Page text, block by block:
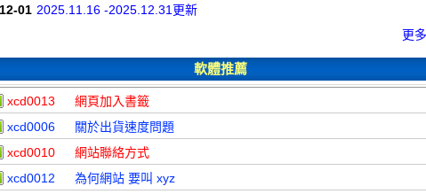
01 2025.11.16 -2025.12.31更新
更
軟體推薦
xcd0013
網頁加入書籤
xcd0006
關於出貨速度問題
xcd0010
網站聯絡方式
xcd0012
為何網站 要叫 xyz